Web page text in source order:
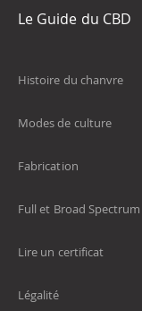
Le Guide du CBD
Histoire du chanvre
Modes de culture
Fabrication
Full et Broad Spectrum
Lire un certificat
Légalité